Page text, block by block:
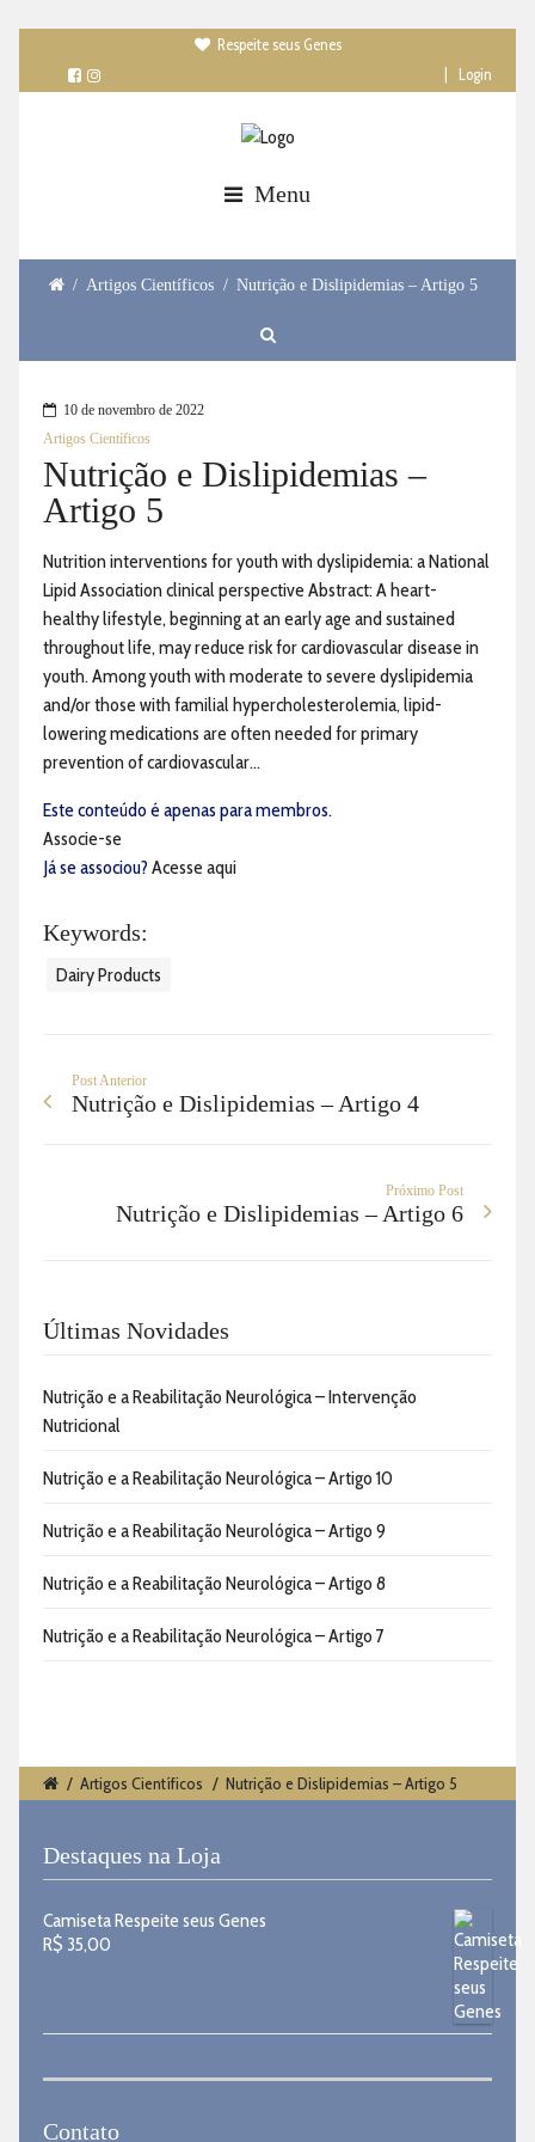
Respeite seus Genes
Login
Menu
/ Artigos Científicos / Nutrição e Dislipidemias – Artigo 5
10 de novembro de 2022
Artigos Científicos
Nutrição e Dislipidemias –
Artigo 5
Nutrition interventions for youth with dyslipidemia: a National
Lipid Association clinical perspective Abstract: A heart-
healthy lifestyle, beginning at an early age and sustained
throughout life, may reduce risk for cardiovascular disease in
youth. Among youth with moderate to severe dyslipidemia
and/or those with familial hypercholesterolemia, lipid-
lowering medications are often needed for primary
prevention of cardiovascular...
Este conteúdo é apenas para membros.
Associe-se
Já se associou? Acesse aqui
Keywords:
Dairy Products
Post Anterior
Nutrição e Dislipidemias – Artigo 4
Próximo Post
Nutrição e Dislipidemias – Artigo 6
Últimas Novidades
Nutrição e a Reabilitação Neurológica – Intervenção
Nutricional
Nutrição e a Reabilitação Neurológica – Artigo 10
Nutrição e a Reabilitação Neurológica – Artigo 9
Nutrição e a Reabilitação Neurológica – Artigo 8
Nutrição e a Reabilitação Neurológica – Artigo 7
/ Artigos Científicos / Nutrição e Dislipidemias – Artigo 5
Destaques na Loja
Camiseta Respeite seus Genes
R$ 35,00
Contato